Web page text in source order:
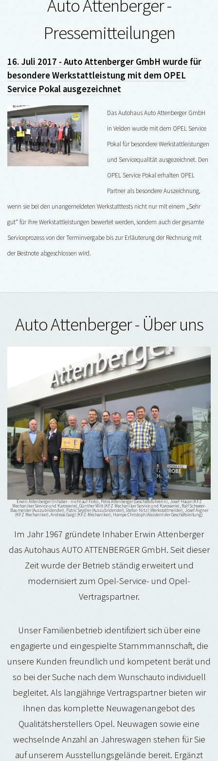
Auto Attenberger -
Pressemitteilungen
16. Juli 2017 - Auto Attenberger GmbH wurde für
besondere Werkstattleistung mit dem OPEL
Service Pokal ausgezeichnet
Das Autohaus Auto Attenberger GmbH
in Velden wurde mit dem OPEL Service
Pokal für besondere Werkstattleistungen
und Servicequalität ausgezeichnet. Den
OPEL Service Pokal erhalten OPEL
Partner als besondere Auszeichnung,
wenn sie bei den unangemeldeten Werkstatttests nicht nur mit einem „Sehr
gut“ für ihre Werkstattleistungen bewertet werden, sondern auch der gesamte
Serviceprozess von der Terminvergabe bis zur Erläuterung der Rechnung mit
der Bestnote abgeschlossen wird.
Auto Attenberger - Über uns
Erwin Attenberger (Inhaber - nicht auf Foto), Petra Attenberger (Geschäftsführerin), Josef Hauer (KFZ
Mechaniker Service und Karosserie), Günther Witt (KFZ Mechaniker Service und Karosserie), Ralf Schweer-
Baumeister (Auszubildender), Patric Seydler (Auszubildender), Stefan Nitzl (Werkstattmeister), Josef Aigner
(KFZ Mechaniker), Andreas Gaigl (KFZ-Mechaniker), Hampe Christoph (Assistent der Geschäftsleitung)
Im Jahr 1967 gründete Inhaber Erwin Attenberger
das Autohaus AUTO ATTENBERGER GmbH. Seit dieser
Zeit wurde der Betrieb ständig erweitert und
modernisiert zum Opel-Service- und Opel-
Vertragspartner.
Unser Familienbetrieb identifiziert sich über eine
engagierte und eingespielte Stammmannschaft, die
unsere Kunden freundlich und kompetent berät und
so bei der Suche nach dem Wunschauto individuell
begleitet. Als langjährige Vertragspartner bieten wir
Ihnen das komplette Neuwagenangebot des
Qualitätsherstellers Opel. Neuwagen sowie eine
wechselnde Anzahl an Jahreswagen stehen für Sie
auf unserem Ausstellungsgelände bereit. Ergänzt